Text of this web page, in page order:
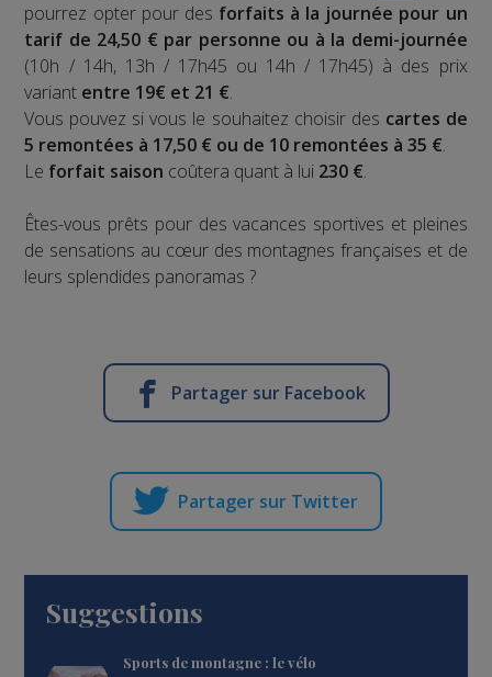
pourrez opter pour des forfaits à la journée pour un
tarif de 24,50 € par personne ou à la demi-journée
(10h / 14h, 13h / 17h45 ou 14h / 17h45) à des prix
variant entre 19€ et 21 €.
Vous pouvez si vous le souhaitez choisir des cartes de
5 remontées à 17,50 € ou de 10 remontées à 35 €.
Le forfait saison coûtera quant à lui 230 €.
Êtes-vous prêts pour des vacances sportives et pleines
de sensations au cœur des montagnes françaises et de
leurs splendides panoramas ?
Partager sur Facebook
Partager sur Twitter
Suggestions
Sports de montagne : le vélo